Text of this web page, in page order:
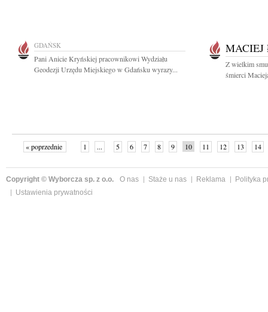
GDAŃSK
Pani Anicie Kryńskiej pracownikowi Wydziału
Geodezji Urzędu Miejskiego w Gdańsku wyrazy...
Z wielkim
śmierci
« poprzednie 1 ... 5 6 7 8 9 10 11 12 13 14
Copyright © Wyborcza sp. z o.o. O nas Staże u nas Reklama
Polityka
Ustawienia prywatności